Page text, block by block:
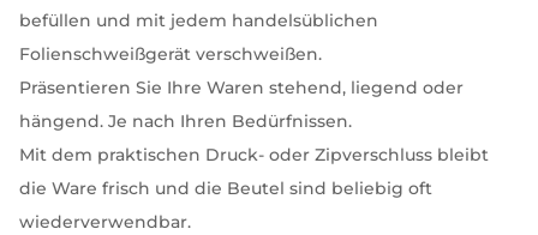
befüllen und mit jedem handelsüblichen
Folienschweißgerät verschweißen.
Präsentieren Sie Ihre Waren stehend, liegend oder
hängend. Je nach Ihren Bedürfnissen.
Mit dem praktischen Druck- oder Zipverschluss bleibt
die Ware frisch und die Beutel sind beliebig oft
wiederverwendbar.